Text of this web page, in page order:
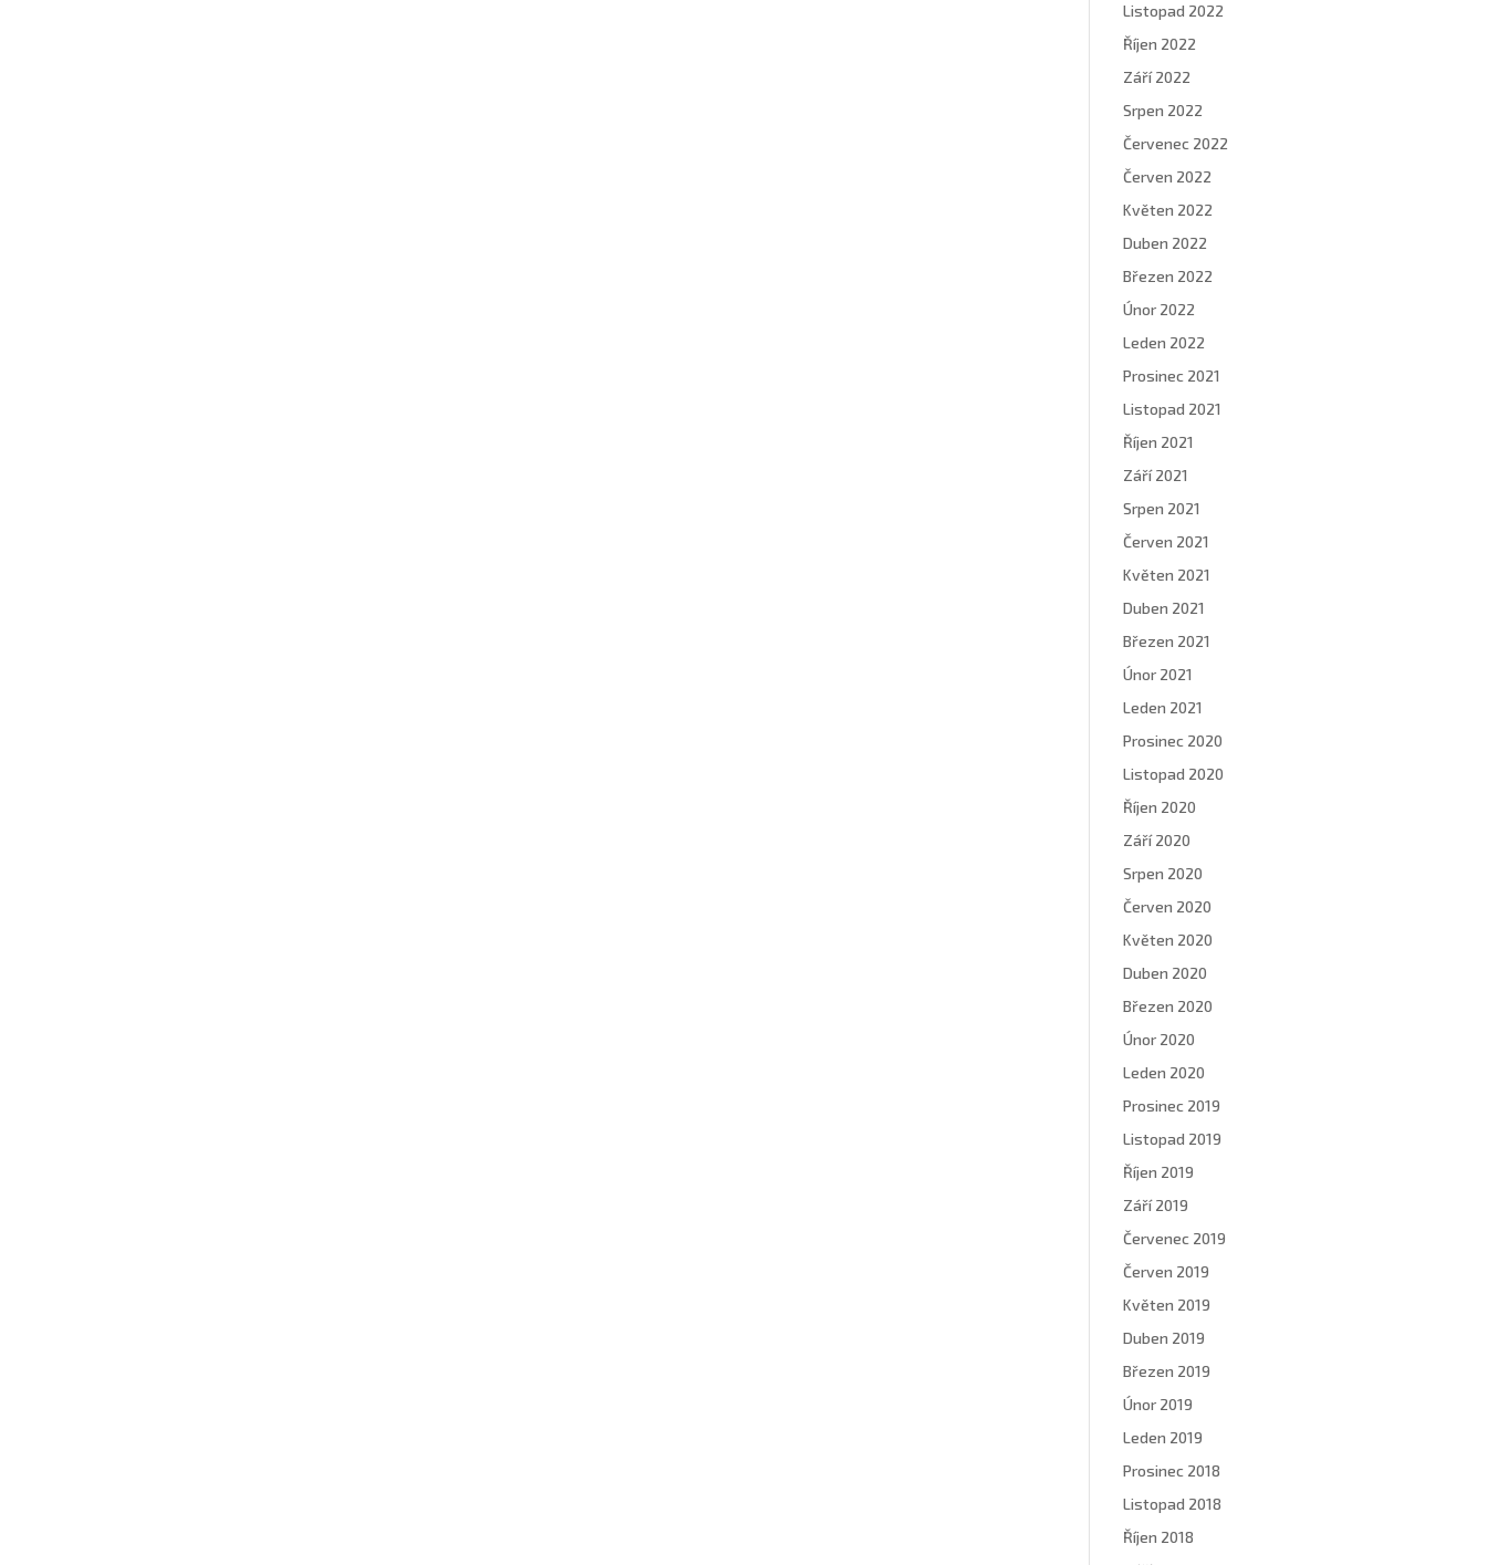
Listopad 2022
Říjen 2022
Září 2022
Srpen 2022
Červenec 2022
Červen 2022
Květen 2022
Duben 2022
Březen 2022
Únor 2022
Leden 2022
Prosinec 2021
Listopad 2021
Říjen 2021
Září 2021
Srpen 2021
Červen 2021
Květen 2021
Duben 2021
Březen 2021
Únor 2021
Leden 2021
Prosinec 2020
Listopad 2020
Říjen 2020
Září 2020
Srpen 2020
Červen 2020
Květen 2020
Duben 2020
Březen 2020
Únor 2020
Leden 2020
Prosinec 2019
Listopad 2019
Říjen 2019
Září 2019
Červenec 2019
Červen 2019
Květen 2019
Duben 2019
Březen 2019
Únor 2019
Leden 2019
Prosinec 2018
Listopad 2018
Říjen 2018